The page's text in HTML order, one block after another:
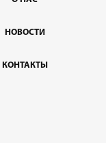
НОВОСТИ
КОНТАКТЫ